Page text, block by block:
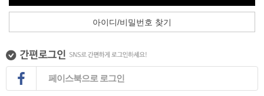
아이디/비밀번호 찾기
페이스북으로 로그인